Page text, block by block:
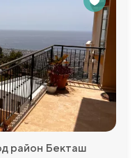
район Бекташ